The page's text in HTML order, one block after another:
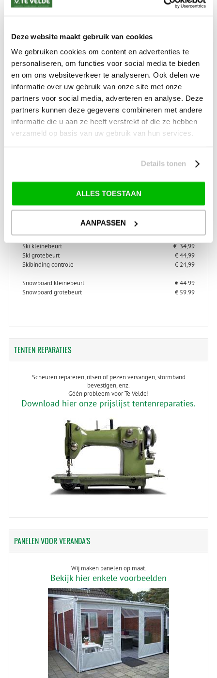
Deze website maakt gebruik van cookies
We gebruiken cookies om content en advertenties te
personaliseren, om functies voor social media te bieden
en om ons websiteverkeer te analyseren. Ook delen we
informatie over uw gebruik van onze site met onze
partners voor social media, adverteren en analyse. Deze
partners kunnen deze gegevens combineren met andere
informatie die u aan ze heeft verstrekt of die ze hebben
verzameld op basis van uw gebruik van hun services.
Details tonen
ALLES TOESTAAN
AANPASSEN
*) Voor grotere pakketverzendingen en bijzondere (buitenland) bestemmingen kunnen
afwijkende tarieven en levertermijnen gelden. Deze staan vermeld bij de artikelen.
Drentse Poort 7
Nieuw Buinen (Stadskanaal)
+31 (0) 599-613946
info@tevelde.nl
Schrijf je in voor onze nieuwsbrief!
SKI-SNOWBOARDONDERHOUD
> Alles over ski-binding controle
Ski kleinebeurt
€ 34,99
Ski grotebeurt
€ 44,99
Skibinding controle
€ 24,99
Snowboard kleinebeurt
€ 44.99
Snowboard grotebeurt
€ 59.99
TENTENREPARATIES
Scheuren repareren, ritsen of pezen vervangen, stormband
bevestigen, enz.
Géén probleem voor Te Velde!
Download hier onze prijslijst tentenreparaties.
PANELENVOOR VERANDA'S
Wij maken panelen op maat.
Bekijk hier enkele voorbeelden